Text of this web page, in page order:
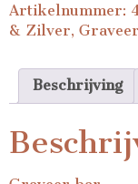
Artikelnummer:
& Zilver,
Beschrijving